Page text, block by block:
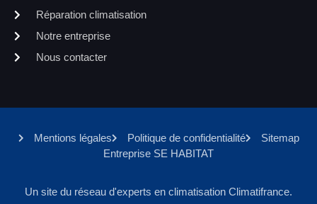
Réparation climatisation
Notre entreprise
Nous contacter
Mentions légales Politique de confidentialité
Sitemap
Entreprise SE HABITAT
Un site du réseau d'experts en climatisation Climatifrance.